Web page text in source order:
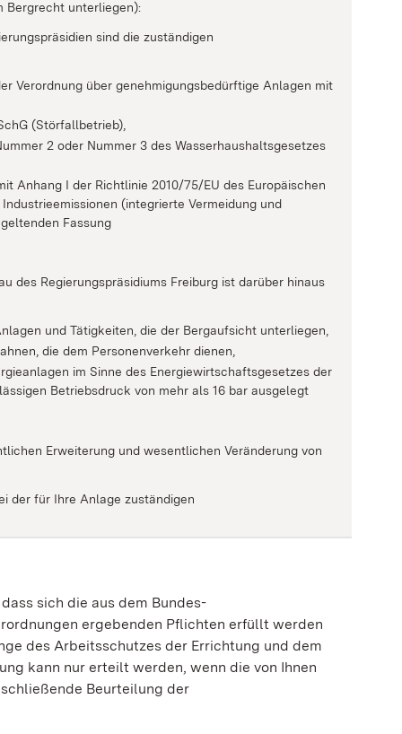
Bergrecht unterliegen):
sind die zuständigen
Verordnung über genehmigungsbedürftige Anlagen mit
(Störfallbetrieb),
2 oder Nummer 3 des Wasserhaushaltsgesetzes
Anhang I der Richtlinie 2010/75/EU des Europäischen
(integrierte Vermeidung und
Fassung
des Regierungspräsidiums Freiburg ist darüber hinaus
und Tätigkeiten, die der Bergaufsicht unterliegen,
die dem Personenverkehr dienen,
im Sinne des Energiewirtschaftsgesetzes der
Betriebsdruck von mehr als 16 bar ausgelegt
Erweiterung und wesentlichen Veränderung von
der für Ihre Anlage zuständigen
sich die aus dem Bundes-
ergebenden Pflichten erfüllt werden
des Arbeitsschutzes der Errichtung und dem
kann nur erteilt werden, wenn die von Ihnen
Beurteilung der